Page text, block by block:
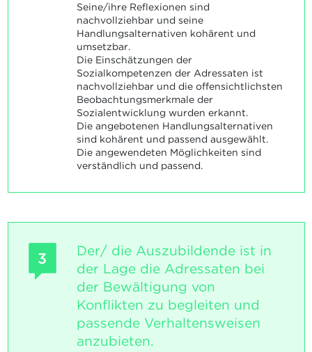
Seine/ihre Reflexionen sind
nachvollziehbar und seine
Handlungsalternativen kohärent und
umsetzbar.
Die Einschätzungen der
Sozialkompetenzen der Adressaten ist
nachvollziehbar und die offensichtlichsten
Beobachtungsmerkmale der
Sozialentwicklung wurden erkannt.
Die angebotenen Handlungsalternativen
sind kohärent und passend ausgewählt.
Die angewendeten Möglichkeiten sind
verständlich und passend.
3
Der/ die Auszubildende ist in
der Lage die Adressaten bei
der Bewältigung von
Konflikten zu begleiten und
passende Verhaltensweisen
anzubieten.